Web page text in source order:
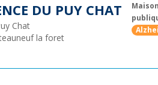
DU PUY CHAT
Chat
la foret